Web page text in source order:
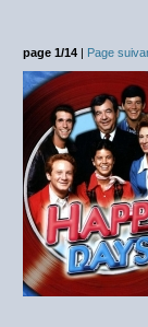
page 1/14 | Page